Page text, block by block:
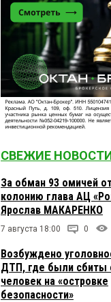
СВЕЖИЕ
За обман 93 омичей
колонию глава АЦ
Ярослав МАКАРЕНКО
7 августа 18:00 0
Возбуждено
ДТП, где были сбиты
человек на «островке
безопасности»